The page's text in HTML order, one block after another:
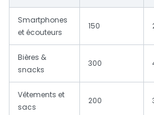
Smartphones
et écouteurs
150
Bières &
snacks
300
Vêtements et
sacs
200